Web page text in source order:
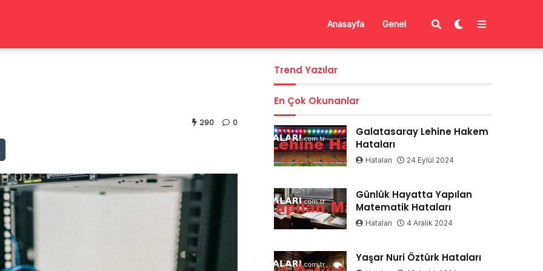
Anasayfa Genel
290 0
Trend Yazılar
En Çok Okunanlar
Galatasaray Lehine Hakem
Hataları
Hataları 24 Eylül 2024
Günlük Hayatta Yapılan
Matematik Hataları
Hataları 4 Aralık 2024
Yaşar Nuri Öztürk Hataları